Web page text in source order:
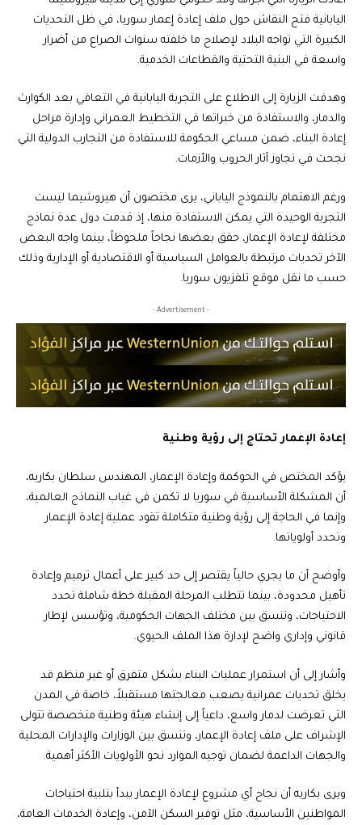
اليابانية فتح النقاش حول ملف إعادة إعمار سوريا، في ظل التحديات
الكبيرة التي تواجه البلاد لإصلاح ما خلفته سنوات الصراع من أضرار
واسعة في البنية التحتية والقطاعات الخدمية.
وهدفت الزيارة إلى الاطلاع على التجربة اليابانية في التعافي بعد الكوارث
والدمار، والاستفادة من خبراتها في التخطيط العمراني وإدارة مراحل
إعادة البناء، ضمن مساعي الحكومة للاستفادة من التجارب الدولية التي
نجحت في تجاوز آثار الحروب والأزمات.
ورغم الاهتمام بالنموذج الياباني، يرى مختصون أن هيروشيما ليست
التجربة الوحيدة التي يمكن الاستفادة منها، إذ قدمت دول عدة نماذج
مختلفة لإعادة الإعمار، حقق بعضها نجاحاً ملحوظاً، بينما واجه البعض
الآخر تحديات مرتبطة بالعوامل السياسية أو الاقتصادية أو الإدارية وذلك
حسب ما نقل موقع تلفزيون سوريا.
- Advertisement -
إعادة الإعمار تحتاج إلى رؤية وطنية
يؤكد المختص في الحوكمة وإعادة الإعمار، المهندس سلطان بكاريه،
أن المشكلة الأساسية في سوريا لا تكمن في غياب النماذج العالمية،
وإنما في الحاجة إلى رؤية وطنية متكاملة تقود عملية إعادة الإعمار
وتحدد أولوياتها.
وأوضح أن ما يجري حالياً يقتصر إلى حد كبير على أعمال ترميم وإعادة
تأهيل محدودة، بينما تتطلب المرحلة المقبلة خطة شاملة تحدد
الاحتياجات، وتنسق بين مختلف الجهات الحكومية، وتؤسس لإطار
قانوني وإداري واضح لإدارة هذا الملف الحيوي.
وأشار إلى أن استمرار عمليات البناء بشكل متفرق أو غير منظم قد
يخلق تحديات عمرانية يصعب معالجتها مستقبلاً، خاصة في المدن
التي تعرضت لدمار واسع، داعياً إلى إنشاء هيئة وطنية متخصصة تتولى
الإشراف على ملف إعادة الإعمار، وتنسق بين الوزارات والإدارات المحلية
والجهات الداعمة لضمان توجيه الموارد نحو الأولويات الأكثر أهمية.
ويرى بكاريه أن نجاح أي مشروع لإعادة الإعمار يبدأ بتلبية احتياجات
المواطنين الأساسية، مثل توفير السكن الآمن، وإعادة الخدمات العامة،